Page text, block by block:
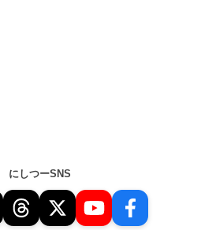
にしつーSNS